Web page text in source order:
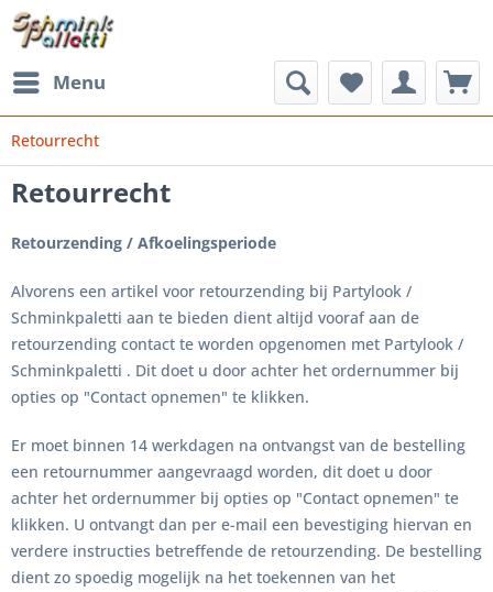
Menu
Retourrecht
Retourrecht
Retourzending / Afkoelingsperiode
Alvorens een artikel voor retourzending bij Partylook /
Schminkpaletti aan te bieden dient altijd vooraf aan de
retourzending contact te worden opgenomen met Partylook /
Schminkpaletti . Dit doet u door achter het ordernummer bij
opties op "Contact opnemen" te klikken.
Er moet binnen 14 werkdagen na ontvangst van de bestelling
een retournummer aangevraagd worden, dit doet u door
achter het ordernummer bij opties op "Contact opnemen" te
klikken. U ontvangt dan per e-mail een bevestiging hiervan en
verdere instructies betreffende de retourzending. De bestelling
dient zo spoedig mogelijk na het toekennen van het